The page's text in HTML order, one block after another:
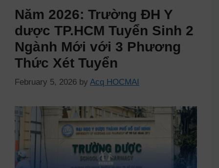
Năm 2026: Trường ĐH Y
dược TP.HCM Tuyển Sinh 2
Ngành Mới với 3 Phương
Thức Xét Tuyển
February 5, 2026 by Acq HOCMAI